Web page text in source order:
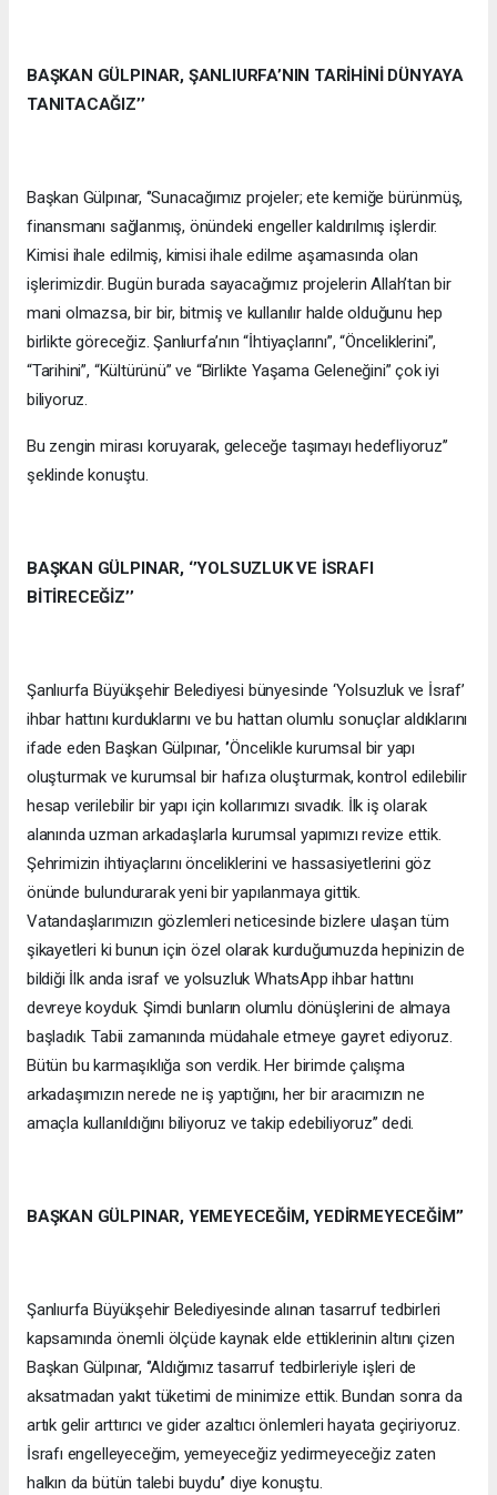
BAŞKAN GÜLPINAR, ŞANLIURFA’NIN TARİHİNİ DÜNYAYA
TANITACAĞIZ’’
Başkan Gülpınar, ‘’Sunacağımız projeler; ete kemiğe bürünmüş,
finansmanı sağlanmış, önündeki engeller kaldırılmış işlerdir.
Kimisi ihale edilmiş, kimisi ihale edilme aşamasında olan
işlerimizdir. Bugün burada sayacağımız projelerin Allah’tan bir
mani olmazsa, bir bir, bitmiş ve kullanılır halde olduğunu hep
birlikte göreceğiz. Şanlıurfa’nın “İhtiyaçlarını”, “Önceliklerini”,
“Tarihini”, “Kültürünü” ve “Birlikte Yaşama Geleneğini” çok iyi
biliyoruz.
Bu zengin mirası koruyarak, geleceğe taşımayı hedefliyoruz’’
şeklinde konuştu.
BAŞKAN GÜLPINAR, ‘’YOLSUZLUK VE İSRAFI
BİTİRECEĞİZ’’
Şanlıurfa Büyükşehir Belediyesi bünyesinde ‘Yolsuzluk ve İsraf’
ihbar hattını kurduklarını ve bu hattan olumlu sonuçlar aldıklarını
ifade eden Başkan Gülpınar, ‘’Öncelikle kurumsal bir yapı
oluşturmak ve kurumsal bir hafıza oluşturmak, kontrol edilebilir
hesap verilebilir bir yapı için kollarımızı sıvadık. İlk iş olarak
alanında uzman arkadaşlarla kurumsal yapımızı revize ettik.
Şehrimizin ihtiyaçlarını önceliklerini ve hassasiyetlerini göz
önünde bulundurarak yeni bir yapılanmaya gittik.
Vatandaşlarımızın gözlemleri neticesinde bizlere ulaşan tüm
şikayetleri ki bunun için özel olarak kurduğumuzda hepinizin de
bildiği İlk anda israf ve yolsuzluk WhatsApp ihbar hattını
devreye koyduk. Şimdi bunların olumlu dönüşlerini de almaya
başladık. Tabii zamanında müdahale etmeye gayret ediyoruz.
Bütün bu karmaşıklığa son verdik. Her birimde çalışma
arkadaşımızın nerede ne iş yaptığını, her bir aracımızın ne
amaçla kullanıldığını biliyoruz ve takip edebiliyoruz’’ dedi.
BAŞKAN GÜLPINAR, YEMEYECEĞİM, YEDİRMEYECEĞİM’’
Şanlıurfa Büyükşehir Belediyesinde alınan tasarruf tedbirleri
kapsamında önemli ölçüde kaynak elde ettiklerinin altını çizen
Başkan Gülpınar, ‘’Aldığımız tasarruf tedbirleriyle işleri de
aksatmadan yakıt tüketimi de minimize ettik. Bundan sonra da
artık gelir arttırıcı ve gider azaltıcı önlemleri hayata geçiriyoruz.
İsrafı engelleyeceğim, yemeyeceğiz yedirmeyeceğiz zaten
halkın da bütün talebi buydu’’ diye konuştu.